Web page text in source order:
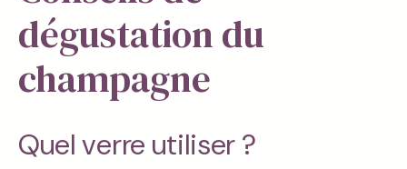
dégustation du
champagne
Quel verre utiliser ?